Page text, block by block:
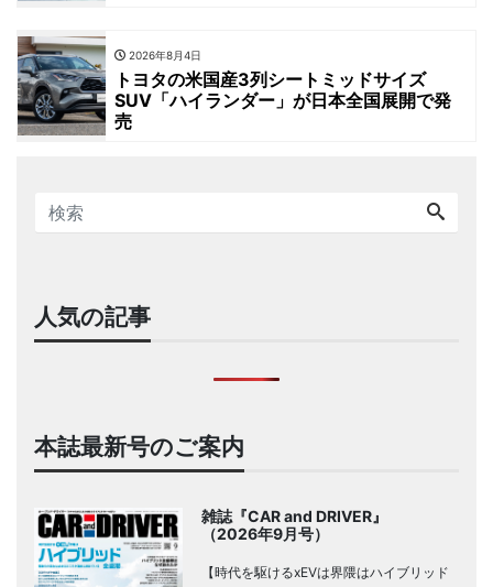
2026年8月4日
トヨタの米国産3列シートミッドサイズ
SUV「ハイランダー」が日本全国展開で発
売
人気の記事
本誌最新号のご案内
雑誌『CAR and DRIVER』
（2026年9月号）
【時代を駆けるxEVは界隈はハイブリッド